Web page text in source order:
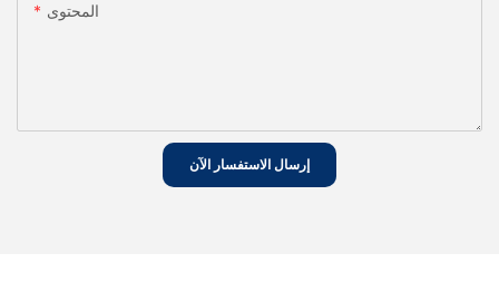
المحتوى
إرسال الاستفسار الآن